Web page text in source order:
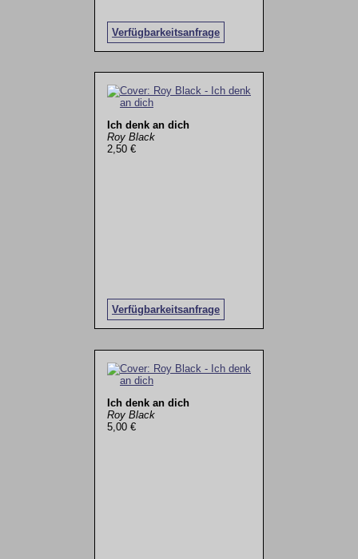
Verfügbarkeitsanfrage
Ich denk an dich
Roy Black
2,50 €
Verfügbarkeitsanfrage
Ich denk an dich
Roy Black
5,00 €